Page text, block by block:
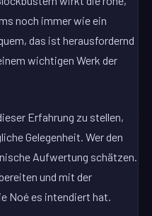
noch immer wie ein
das ist herausfordernd
wichtigen Werk der
Erfahrung zu stellen,
Gelegenheit. Wer den
Aufwertung schätzen.
und mit der
Noé es intendiert hat.